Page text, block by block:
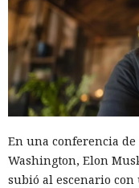
En una conferencia
Washington, Elon
subió al escenario